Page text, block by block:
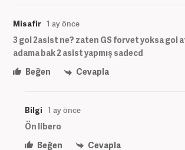
Misafir 1 ay önce
3 gol 2asist ne? zaten GS forvet yoksa gol
adama bak 2 asist yapmış sadecd
Beğen
Cevapla
Bilgi 1 ay önce
Ön libero
Beğen
Cevapla